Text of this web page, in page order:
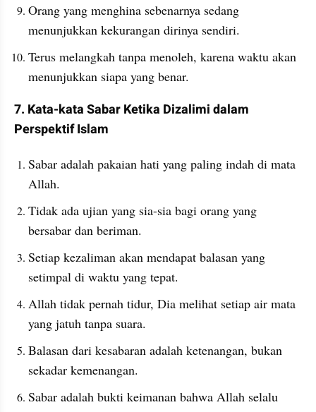
Orang yang menghina sebenarnya sedang
menunjukkan kekurangan dirinya sendiri.
Terus melangkah tanpa menoleh, karena waktu akan
menunjukkan siapa yang benar.
7. Kata-kata Sabar Ketika Dizalimi dalam
Perspektif Islam
Sabar adalah pakaian hati yang paling indah di mata
Allah.
Tidak ada ujian yang sia-sia bagi orang yang
bersabar dan beriman.
Setiap kezaliman akan mendapat balasan yang
setimpal di waktu yang tepat.
Allah tidak pernah tidur, Dia melihat setiap air mata
yang jatuh tanpa suara.
Balasan dari kesabaran adalah ketenangan, bukan
sekadar kemenangan.
Sabar adalah bukti keimanan bahwa Allah selalu